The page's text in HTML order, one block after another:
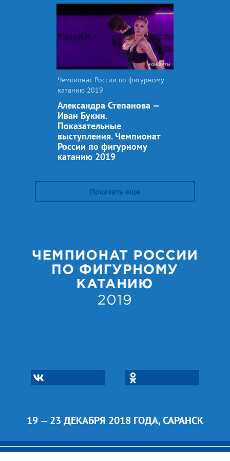
Чемпионат России по фигурному
катанию 2019
Александра Степанова —
Иван Букин.
Показательные
выступления. Чемпионат
России по фигурному
катанию 2019
Показать еще
19 — 23 ДЕКАБРЯ 2018 ГОДА, САРАНСК